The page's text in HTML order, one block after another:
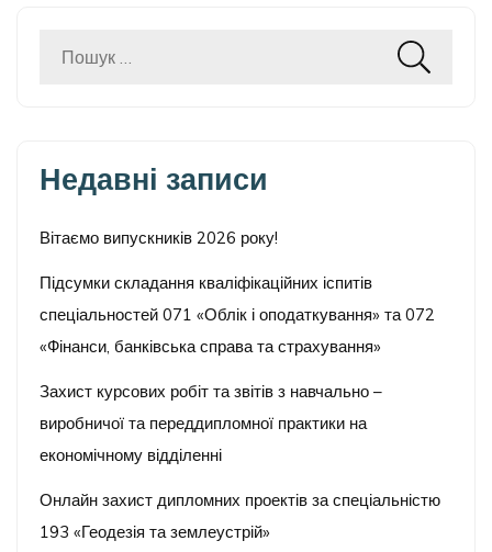
Пошук:
Недавні записи
Вітаємо випускників 2026 року!
Підсумки складання кваліфікаційних іспитів
спеціальностей 071 «Облік і оподаткування» та 072
«Фінанси, банківська справа та страхування»
Захист курсових робіт та звітів з навчально –
виробничої та переддипломної практики на
економічному відділенні
Онлайн захист дипломних проектів за спеціальністю
193 «Геодезія та землеустрій»